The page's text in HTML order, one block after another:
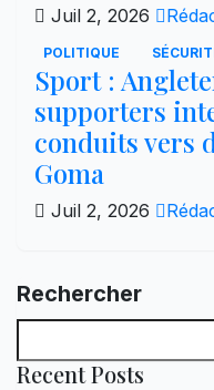
Juil 2, 2026
POLITIQUE
Sport :
supporters
conduits vers
Goma
Juil 2, 2026
Rechercher
Recent Posts